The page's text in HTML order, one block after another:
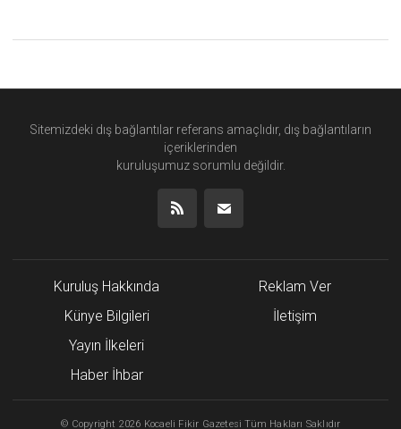
Sitemizdeki dış bağlantılar referans amaçlıdır, dış bağlantıların
içeriklerinden
kuruluşumuz sorumlu değildir.
Kuruluş Hakkında
Künye Bilgileri
Yayın İlkeleri
Haber İhbar
Reklam Ver
İletişim
© Copyright 2026 Kocaeli Fikir Gazetesi Tüm Hakları Saklıdır